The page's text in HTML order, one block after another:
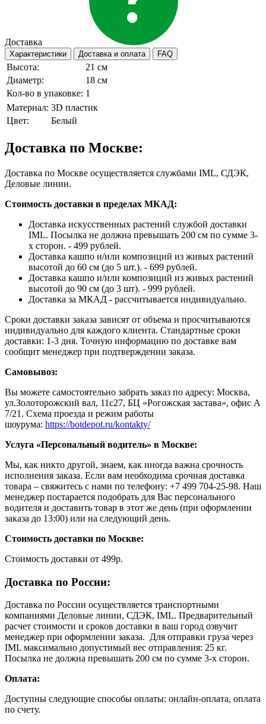
Доставка
Характеристики Доставка и оплата FAQ
Высота:
21 см
Диаметр:
18 см
Кол-во в упаковке: 1
Материал: 3D пластик
Цвет:
Белый
Доставка по Москве:
Доставка по Москве осуществляется службами IML, СДЭК,
Деловые линии.
Стоимость доставки в пределах МКАД:
Доставка искусственных растений службой доставки
IML. Посылка не должна превышать 200 см по сумме 3-
х сторон. - 499 рублей.
Доставка кашпо и/или композиций из живых растений
высотой до 60 см (до 5 шт.). - 699 рублей.
Доставка кашпо и/или композиций из живых растений
высотой до 90 см (до 3 шт). - 999 рублей.
Доставка за МКАД - рассчитывается индивидуально.
Сроки доставки заказа зависят от объема и просчитываются
индивидуально для каждого клиента. Стандартные сроки
доставки: 1-3 дня. Точную информацию по доставке вам
сообщит менеджер при подтверждении заказа.
Самовывоз:
Вы можете самостоятельно забрать заказ по адресу: Москва,
ул.Золоторожский вал, 11с27, БЦ «Рогожская застава», офис А
7/21. Схема проезда и режим работы
шоурума: https://botdepot.ru/kontakty/
Услуга «Персональный водитель» в Москве:
Мы, как никто другой, знаем, как иногда важна срочность
исполнения заказа. Если вам необходима срочная доставка
товара – свяжитесь с нами по телефону: +7 499 704-25-98. Наш
менеджер постарается подобрать для Вас персонального
водителя и доставить товар в этот же день (при оформлении
заказа до 13:00) или на следующий день.
Стоимость доставки по Москве:
Cтоимость доставки от 499р.
Доставка по России:
Доставка по России осуществляется транспортными
компаниями Деловые линии, СДЭК, IML. Предварительный
расчет стоимости и сроков доставки в ваш город озвучит
менеджер при оформлении заказа. Для отправки груза через
IML максимально допустимый вес отправления: 25 кг.
Посылка не должна превышать 200 см по сумме 3-х сторон.
Оплата:
Доступны следующие способы оплаты: онлайн-оплата, оплата
по счету.